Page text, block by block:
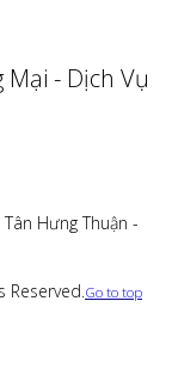
Mại - Dịch Vụ
Hưng Thuận -
Go to top